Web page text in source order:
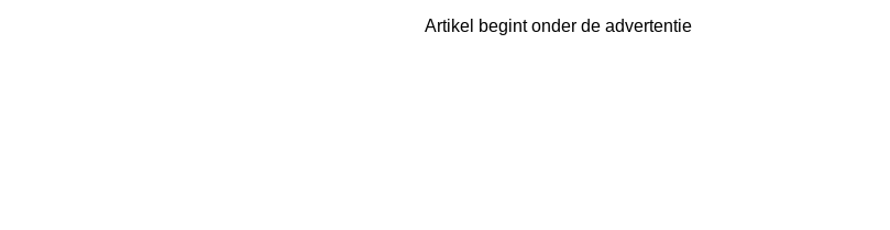
Artikel begint onder de advertentie